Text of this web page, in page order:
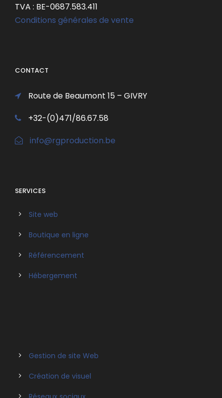
TVA : BE-0687.583.411
Conditions générales de vente
CONTACT
Route de Beaumont 15 – GIVRY
+32-(0)471/86.67.58
info@rgproduction.be
SERVICES
Site web
Boutique en ligne
Référencement
Hébergement
Gestion de site Web
Création de visuel